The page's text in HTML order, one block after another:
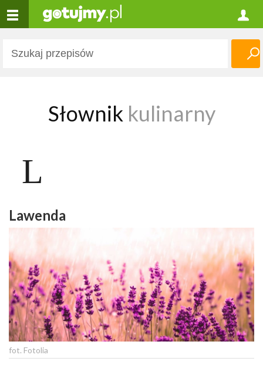
Słownik kulinarny
L
Lawenda
fot. Fotolia